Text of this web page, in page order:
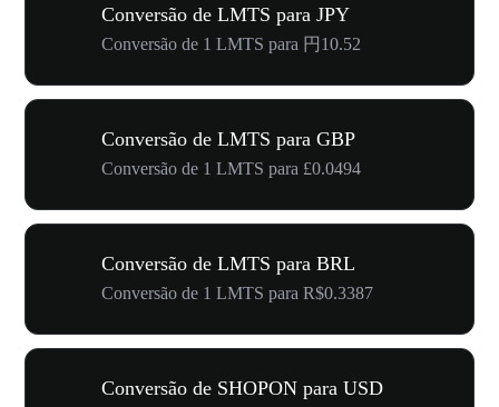
Conversão de LMTS para JPY
Conversão de 1 LMTS para 円10.52
Conversão de LMTS para GBP
Conversão de 1 LMTS para £0.0494
Conversão de LMTS para BRL
Conversão de 1 LMTS para R$0.3387
Conversão de SHOPON para USD